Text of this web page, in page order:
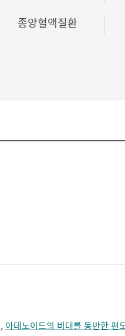
종양혈액질환
, 아데노이드의 비대를 동반한 편